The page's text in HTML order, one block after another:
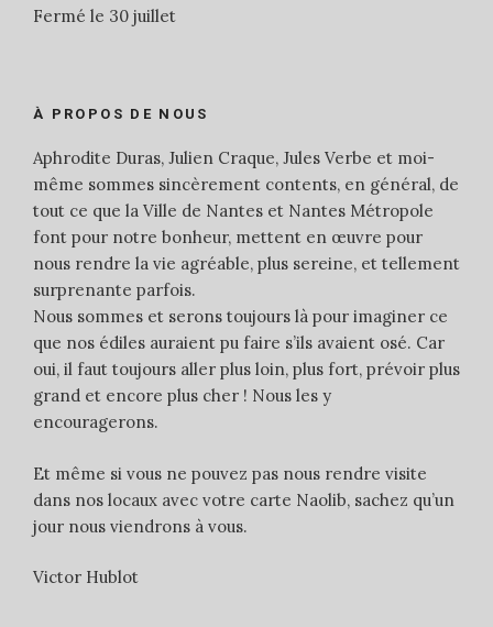
Fermé le 30 juillet
À PROPOS DE NOUS
Aphrodite Duras, Julien Craque, Jules Verbe et moi-
même sommes sincèrement contents, en général, de
tout ce que la Ville de Nantes et Nantes Métropole
font pour notre bonheur, mettent en œuvre pour
nous rendre la vie agréable, plus sereine, et tellement
surprenante parfois.
Nous sommes et serons toujours là pour imaginer ce
que nos édiles auraient pu faire s’ils avaient osé. Car
oui, il faut toujours aller plus loin, plus fort, prévoir plus
grand et encore plus cher ! Nous les y
encouragerons.
Et même si vous ne pouvez pas nous rendre visite
dans nos locaux avec votre carte Naolib, sachez qu’un
jour nous viendrons à vous.
Victor Hublot